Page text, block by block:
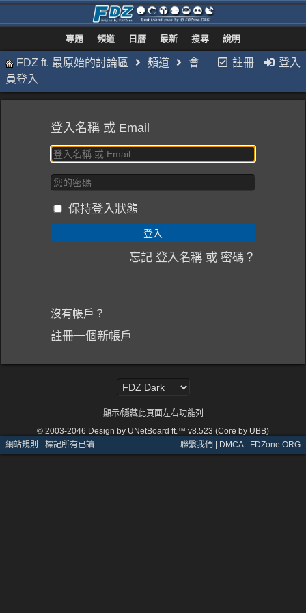
專題 頻道 日曆 最新 搜尋 說明
註冊 登入
FDZ ft. 最原始的討論區 頻道
會
員登入
登入名稱 或 Email
保持登入狀態
忘記 登入名稱 或 密碼？
沒有帳戶？
註冊一個新帳戶
顯示/隱藏此頁面左右功能列
© 2003-2046 Design by UNetBoard ft.™ v8.523 (Core by UBB)
網站規則 · 標記所有已讀 聯繫我們 | DMCA· FDZone.ORG